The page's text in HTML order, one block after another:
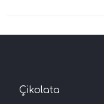
Çikolata